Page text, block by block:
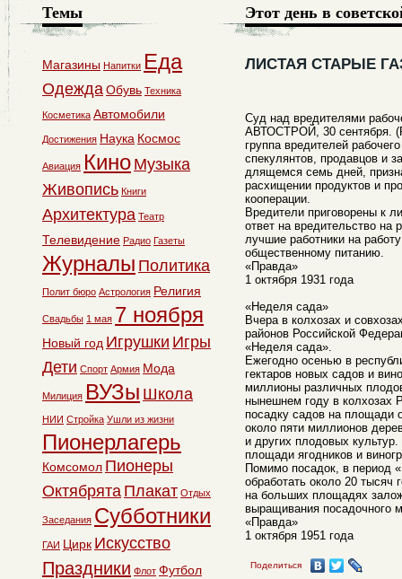
Этот день в
ЛИСТАЯ СТАРЫЕ
Суд над вредителями
АВТОСТРОЙ, 30 сентября.
группа вредителей
спекулянтов, продавцов и
длящемся семь дней,
расхищении продуктов и
кооперации.
Вредители приговорены к
ответ на вредительство на
лучшие работники на
общественному питанию.
«Правда»
1 октября 1931 года
«Неделя сада»
Вчера в колхозах и
районов Российской
«Неделя сада».
Ежегодно осенью в
гектаров новых садов и
миллионы различных
нынешнем году в колхозах
посадку садов на площади
около пяти миллионов
и других плодовых
площади ягодников и
Помимо посадок, в период
обработать около 20
на больших площадях
выращивания посадочного
«Правда»
1 октября 1951 года
Поделиться
Темы
Магазины Напитки Еда
ОдеждаОбувь Техника
Косметика Автомобили
Достижения Наука Космос
Авиация Кино Музыка
Живопись Книги
Архитектура Театр
Телевидение Радио Газеты
Журналы Политика
Полит бюро Астрология Религия
Свадьбы 1 мая 7 ноября
Новый год Игрушки Игры
Дети Спорт Армия Мода
Милиция ВУЗы Школа
НИИ Стройка Ушли из жизни
Пионерлагерь
Комсомол Пионеры
Октябрята Плакат Отдых
Заседания Субботники
ГАИ Цирк Искусство
Праздники Флот Футбол